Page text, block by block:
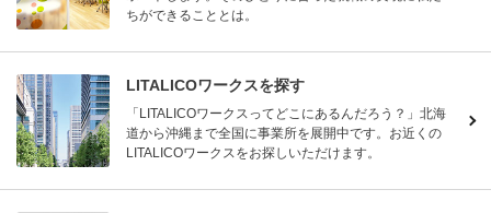
ちができることとは。
LITALICOワークスを探す
「LITALICOワークスってどこにあるんだろう？」北海
道から沖縄まで全国に事業所を展開中です。お近くの
LITALICOワークスをお探しいただけます。